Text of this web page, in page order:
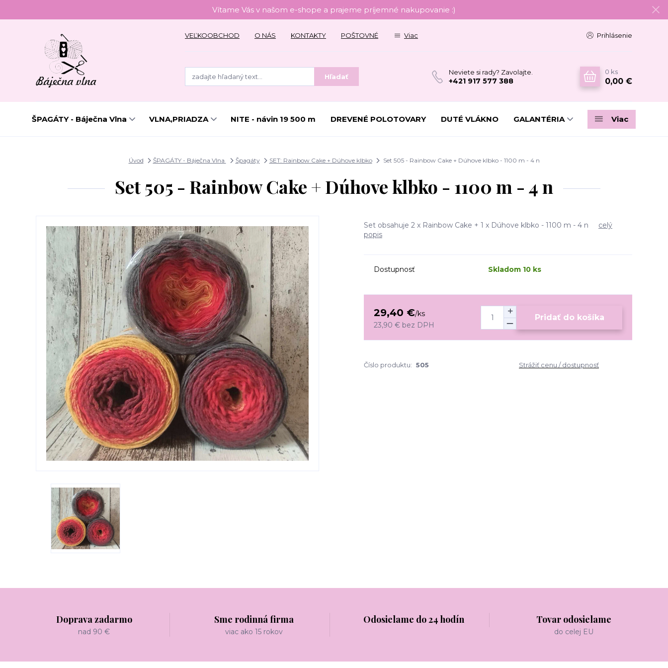
Vítame Vás v našom e-shope a prajeme príjemné nakupovanie :)
VEĽKOOBCHOD O NÁS KONTAKTY POŠTOVNÉ Viac Prihlásenie
Hľadať
Neviete si rady? Zavolajte.
+421 917 577 388
0 ks
0,00 €
ŠPAGÁTY - Báječna Vlna VLNA,PRIADZA NITE - návin 19 500 m DREVENÉ POLOTOVARY DUTÉ VLÁKNO GALANTÉRIA Viac
Úvod ŠPAGÁTY - Báječna Vlna Špagáty SET: Rainbow Cake + Dúhove klbko Set 505 - Rainbow Cake + Dúhove klbko - 1100 m - 4 n
Set 505 - Rainbow Cake + Dúhove klbko - 1100 m - 4 n
Set obsahuje 2 x Rainbow Cake + 1 x Dúhove klbko - 1100 m - 4 n celý
popis
Dostupnosť Skladom 10 ks
29,40 €/ks
23,90 € bez DPH
Pridať do košíka
Číslo produktu: 505 Strážiť cenu / dostupnosť
Doprava zadarmo
nad 90 €
Sme rodinná firma
viac ako 15 rokov
Odosielame do 24 hodín Tovar odosielame
do celej EU